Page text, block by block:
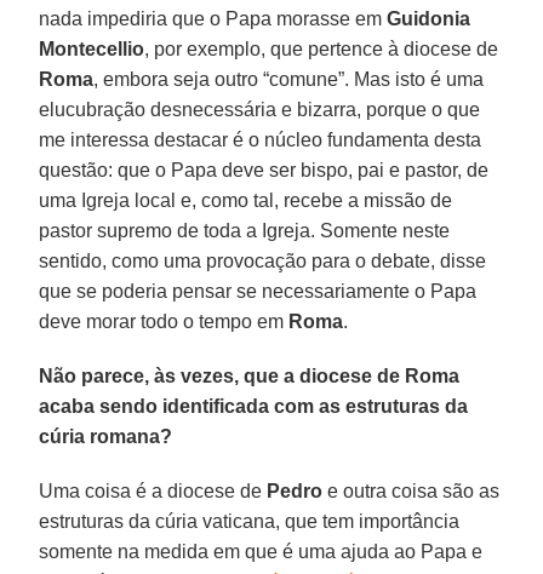
nada impediria que o Papa morasse emGuidonia
Montecellio, por exemplo, que pertence à diocese de
Roma, embora seja outro “comune”. Mas isto é uma
elucubração desnecessária e bizarra, porque o que
me interessa destacar é o núcleo fundamenta desta
questão: que o Papa deve ser bispo, pai e pastor, de
uma Igreja local e, como tal, recebe a missão de
pastor supremo de toda a Igreja. Somente neste
sentido, como uma provocação para o debate, disse
que se poderia pensar se necessariamente o Papa
deve morar todo o tempo em Roma.
Não parece, às vezes, que a diocese de Roma
acaba sendo identificada com as estruturas da
cúria romana?
Uma coisa é a diocese de Pedro e outra coisa são as
estruturas da cúria vaticana, que tem importância
somente na medida em que é uma ajuda ao Papa e